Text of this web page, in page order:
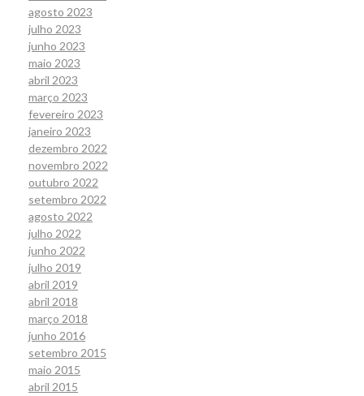
agosto 2023
julho 2023
junho 2023
maio 2023
abril 2023
março 2023
fevereiro 2023
janeiro 2023
dezembro 2022
novembro 2022
outubro 2022
setembro 2022
agosto 2022
julho 2022
junho 2022
julho 2019
abril 2019
abril 2018
março 2018
junho 2016
setembro 2015
maio 2015
abril 2015